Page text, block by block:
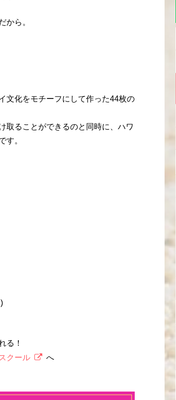
から。
文化をモチーフにして作った44枚の
取ることができるのと同時に、ハワ
す。
れる！
クール へ